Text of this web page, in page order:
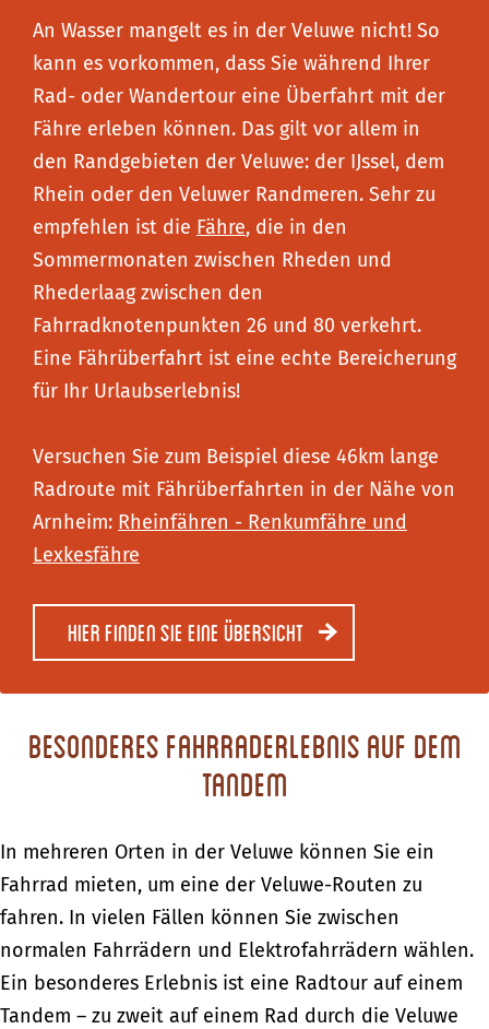
An Wasser mangelt es in der Veluwe nicht! So
kann es vorkommen, dass Sie während Ihrer
Rad- oder Wandertour eine Überfahrt mit der
Fähre erleben können. Das gilt vor allem in
den Randgebieten der Veluwe: der IJssel, dem
Rhein oder den Veluwer Randmeren. Sehr zu
empfehlen ist die Fähre, die in den
Sommermonaten zwischen Rheden und
Rhederlaag zwischen den
Fahrradknotenpunkten 26 und 80 verkehrt.
Eine Fährüberfahrt ist eine echte Bereicherung
für Ihr Urlaubserlebnis!
Versuchen Sie zum Beispiel diese 46km lange
Radroute mit Fährüberfahrten in der Nähe von
Arnheim: Rheinfähren - Renkumfähre und
Lexkesfähre
Hier finden Sie eine Übersicht
Besonderes Fahrraderlebnis auf dem
Tandem
In mehreren Orten in der Veluwe können Sie ein
Fahrrad mieten, um eine der Veluwe-Routen zu
fahren. In vielen Fällen können Sie zwischen
normalen Fahrrädern und Elektrofahrrädern wählen.
Ein besonderes Erlebnis ist eine Radtour auf einem
Tandem – zu zweit auf einem Rad durch die Veluwe